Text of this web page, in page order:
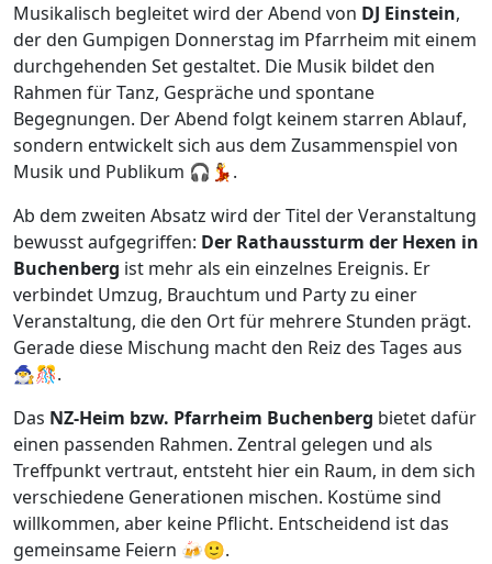
Musikalisch begleitet wird der Abend von DJ Einstein,
der den Gumpigen Donnerstag im Pfarrheim mit einem
durchgehenden Set gestaltet. Die Musik bildet den
Rahmen für Tanz, Gespräche und spontane
Begegnungen. Der Abend folgt keinem starren Ablauf,
sondern entwickelt sich aus dem Zusammenspiel von
Musik und Publikum 🎧💃.
Ab dem zweiten Absatz wird der Titel der Veranstaltung
bewusst aufgegriffen: Der Rathaussturm der Hexen in
Buchenberg ist mehr als ein einzelnes Ereignis. Er
verbindet Umzug, Brauchtum und Party zu einer
Veranstaltung, die den Ort für mehrere Stunden prägt.
Gerade diese Mischung macht den Reiz des Tages aus
🧙‍♂️🎊.
Das NZ-Heim bzw. Pfarrheim Buchenberg bietet dafür
einen passenden Rahmen. Zentral gelegen und als
Treffpunkt vertraut, entsteht hier ein Raum, in dem sich
verschiedene Generationen mischen. Kostüme sind
willkommen, aber keine Pflicht. Entscheidend ist das
gemeinsame Feiern 🍻🙂.